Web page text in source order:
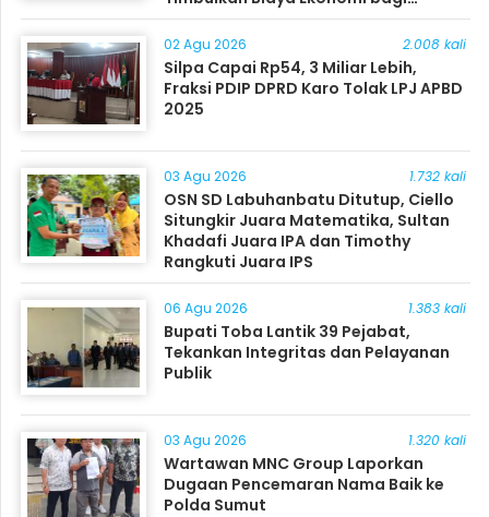
Masyarakat
02 Agu 2026 2.008 kali
Silpa Capai Rp54, 3 Miliar Lebih,
Fraksi PDIP DPRD Karo Tolak LPJ APBD
2025
03 Agu 2026 1.732 kali
OSN SD Labuhanbatu Ditutup, Ciello
Situngkir Juara Matematika, Sultan
Khadafi Juara IPA dan Timothy
Rangkuti Juara IPS
06 Agu 2026 1.383 kali
Bupati Toba Lantik 39 Pejabat,
Tekankan Integritas dan Pelayanan
Publik
03 Agu 2026 1.320 kali
Wartawan MNC Group Laporkan
Dugaan Pencemaran Nama Baik ke
Polda Sumut